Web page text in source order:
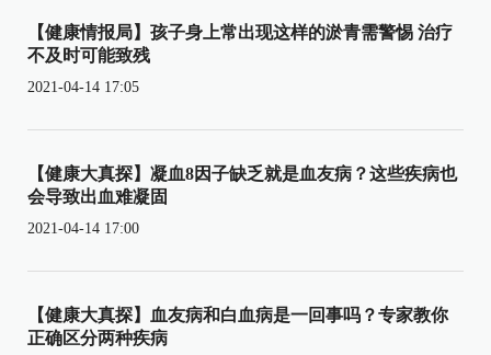
【健康情报局】孩子身上常出现这样的淤青需警惕 治疗
不及时可能致残
2021-04-14 17:05
【健康大真探】凝血8因子缺乏就是血友病？这些疾病也
会导致出血难凝固
2021-04-14 17:00
【健康大真探】血友病和白血病是一回事吗？专家教你
正确区分两种疾病